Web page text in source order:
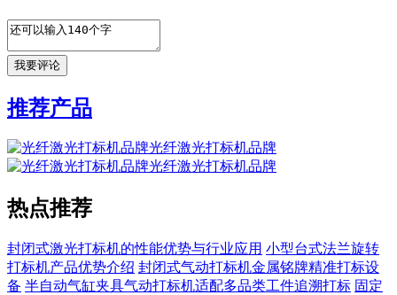
推荐产品
光纤激光打标机品牌
光纤激光打标机品牌
热点推荐
封闭式激光打标机的性能优势与行业应用 小型台式法兰旋转
打标机产品优势介绍 封闭式气动打标机金属铭牌精准打标设
备 半自动气缸夹具气动打标机适配多品类工件追溯打标 固定